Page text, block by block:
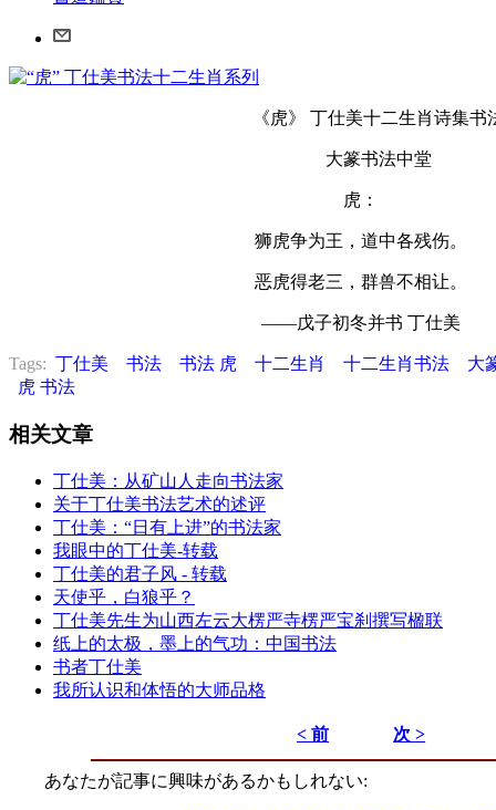
《虎》 丁仕美十二生肖诗集书
大篆书法中堂
虎：
狮虎争为王，道中各残伤。
恶虎得老三，群兽不相让。
——戊子初冬并书 丁仕美
Tags: 丁仕美 书法 书法 虎 十二生肖 十二生肖书法
大
虎 书法
相关文章
丁仕美：从矿山人走向书法家
关于丁仕美书法艺术的述评
丁仕美：“日有上进”的书法家
我眼中的丁仕美-转载
丁仕美的君子风 - 转载
天使乎，白狼乎？
丁仕美先生为山西左云大楞严寺楞严宝刹撰写楹联
纸上的太极，墨上的气功：中国书法
书者丁仕美
我所认识和体悟的大师品格
< 前 次 >
あなたが記事に興味があるかもしれない: